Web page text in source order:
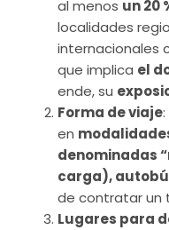
al menos un 20
localidades
internacionales
que implica el
ende, su
Forma de viaje
en
denominadas
carga),
de contratar un
Lugares para